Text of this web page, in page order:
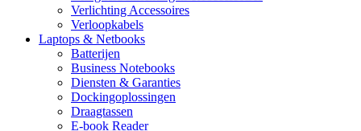
Verlichting Accessoires
Verloopkabels
Laptops & Netbooks
Batterijen
Business Notebooks
Diensten & Garanties
Dockingoplossingen
Draagtassen
E-book Reader